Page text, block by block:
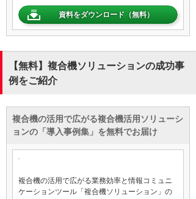
資料をダウンロード（無料）
【無料】複合機ソリューションの成功事
例をご紹介
複合機の活用で広がる複合機活用ソリューシ
ョンの「導入事例集」を無料でお届け
複合機の活用で広がる業務効率と情報コミュニ
ケーションツール「複合機ソリューション」の